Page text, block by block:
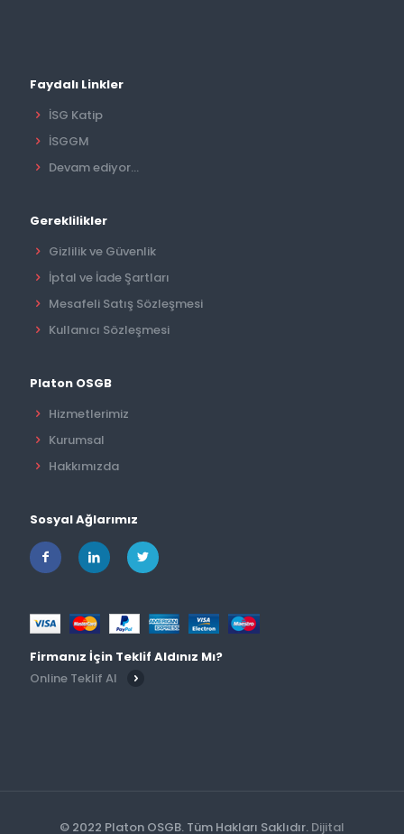
Faydalı Linkler
İSG Katip
İSGGM
Devam ediyor...
Gereklilikler
Gizlilik ve Güvenlik
İptal ve İade Şartları
Mesafeli Satış Sözleşmesi
Kullanıcı Sözleşmesi
Platon OSGB
Hizmetlerimiz
Kurumsal
Hakkımızda
Sosyal Ağlarımız
Firmanız İçin Teklif Aldınız Mı?
Online Teklif Al
© 2022 Platon OSGB. Tüm Hakları Saklıdır. Dijital